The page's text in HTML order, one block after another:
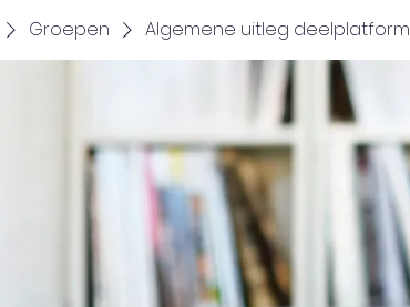
Groepen Algemene uitleg deelplatform